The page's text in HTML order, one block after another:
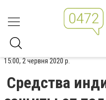
15:00, 2 червня 2020 р.
Средства